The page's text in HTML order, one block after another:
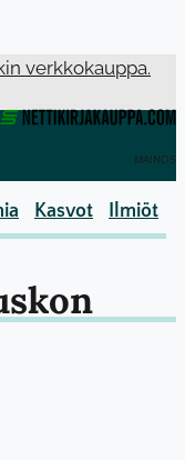
verkkokauppa.
MAINOS
Kasvot Ilmiöt